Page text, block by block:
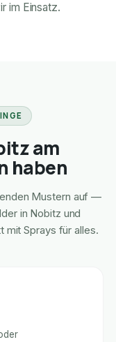
im Einsatz.
am
haben
Mustern auf —
in Nobitz und
mit Sprays für alles.